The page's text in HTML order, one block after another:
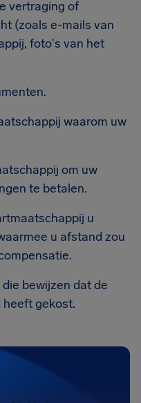
vertraging of
(zoals e-mails van
foto's van het
waarom uw
om uw
te betalen.
u
u afstand zou
bewijzen dat de
gekost.